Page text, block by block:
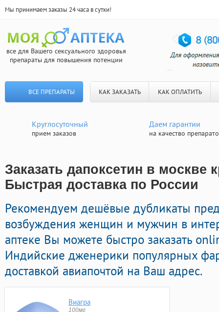
Мы принимаем заказы 24 часа в сутки!
все для Вашего сексуального здоровья
препараты для повышения потенции
ВСЕ ПРЕПАРАТЫ КАК ЗАКАЗАТЬ КАК ОПЛАТИТЬ
Круглосуточный
прием заказов
Даем гарантии
на качество
Заказать дапоксетин в москве
Быстрая доставка по России
Рекомендуем дешёвые дубликаты
возбуждения женщин и мужчин в
аптеке Вы можете быстро заказать
Индийские дженерики популярных
доставкой авиапочтой на Ваш адрес.
Виагра
100мг